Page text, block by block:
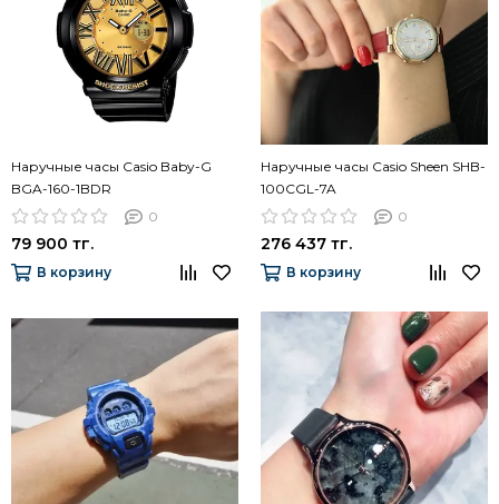
Наручные часы Casio Baby-G
BGA-160-1BDR
0
79 900 тг.
В корзину
Наручные часы Casio Sheen SHB-
100CGL-7A
0
276 437 тг.
В корзину